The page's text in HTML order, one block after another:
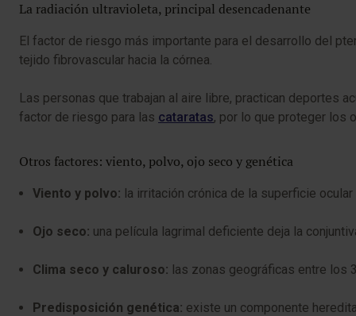
La radiación ultravioleta, principal desencadenante
El factor de riesgo más importante para el desarrollo del
tejido fibrovascular hacia la córnea.
Las personas que trabajan al aire libre, practican deportes
factor de riesgo para las cataratas, por lo que proteger los
Otros factores: viento, polvo, ojo seco y genética
Viento y polvo: la irritación crónica de la superficie
Ojo seco: una película lagrimal deficiente deja la
Clima seco y caluroso: las zonas geográficas entre los
Predisposición genética: existe un componente